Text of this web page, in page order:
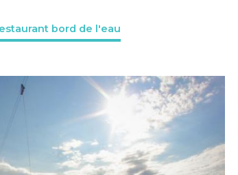
bord de l'eau